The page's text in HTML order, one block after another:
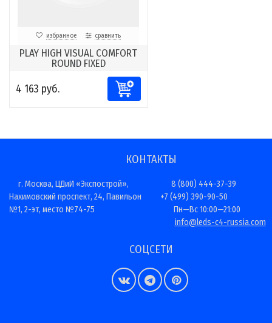
избранное сравнить
PLAY HIGH VISUAL COMFORT
ROUND FIXED
4 163 руб.
КОНТАКТЫ
г. Москва, ЦДиИ «Экспострой»,
Нахимовский проспект, 24, Павильон
№1, 2-эт, место №74-75
8 (800) 444-37-39
+7 (499) 390-90-50
Пн—Вс 10:00—21:00
info@leds-c4-russia.com
СОЦСЕТИ